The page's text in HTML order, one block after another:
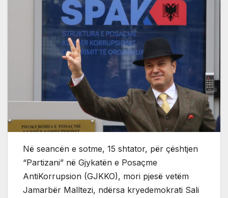
Në seancën e sotme, 15 shtator, për çështjen
“Partizani” në Gjykatën e Posaçme
AntiKorrupsion (GJKKO), mori pjesë vetëm
Jamarbër Malltezi, ndërsa kryedemokrati Sali